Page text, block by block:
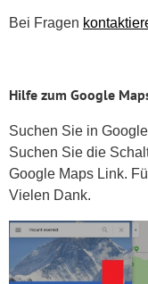
Bei Fragen
Hilfe zum Google
Suchen Sie in
Suchen Sie die
Google Maps Link.
Vielen Dank.